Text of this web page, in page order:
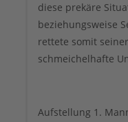
diese prekäre
beziehungsweise
rettete somit
schmeichelhafte
Aufstellung 1.